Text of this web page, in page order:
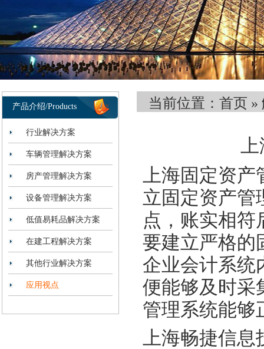
产品介绍/Products
行业解决方案
车辆管理解决方案
房产管理解决方案
设备管理解决方案
低值易耗品解决方案
在建工程解决方案
其他行业解决方案
应用视点
当前位置： 首页 »
上
上海固定资产
立固定资产管
点，账实相符
要建立严格的
企业会计系统
便能够及时采
管理系统能够
上海畅捷信息